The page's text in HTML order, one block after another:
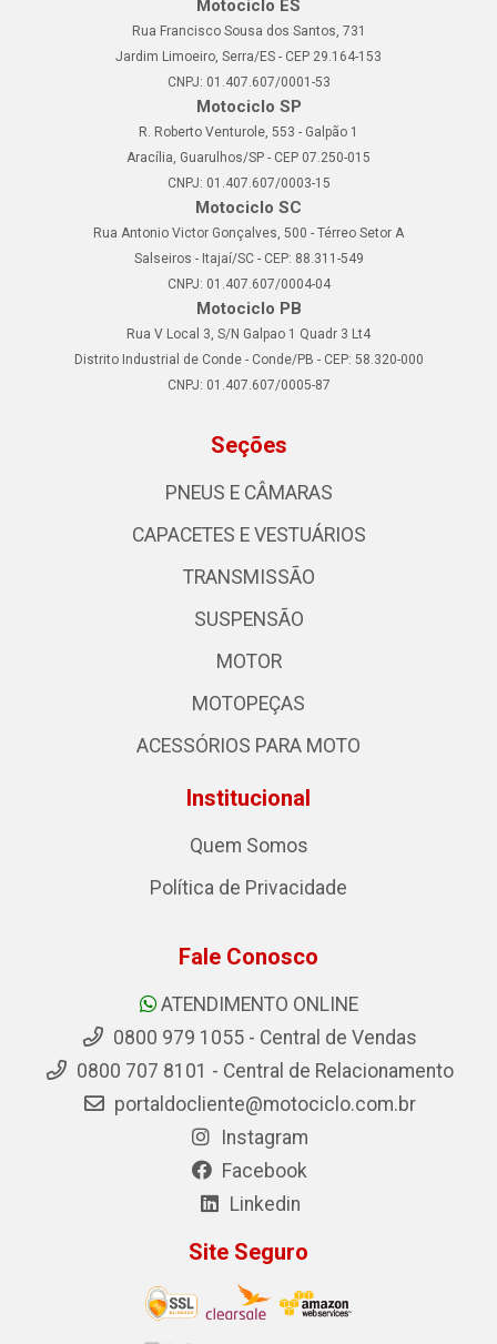
Motociclo ES
Rua Francisco Sousa dos Santos, 731
Jardim Limoeiro, Serra/ES - CEP 29.164-153
CNPJ: 01.407.607/0001-53
Motociclo SP
R. Roberto Venturole, 553 - Galpão 1
Aracília, Guarulhos/SP - CEP 07.250-015
CNPJ: 01.407.607/0003-15
Motociclo SC
Rua Antonio Victor Gonçalves, 500 - Térreo Setor A
Salseiros - Itajaí/SC - CEP: 88.311-549
CNPJ: 01.407.607/0004-04
Motociclo PB
Rua V Local 3, S/N Galpao 1 Quadr 3 Lt4
Distrito Industrial de Conde - Conde/PB - CEP: 58.320-000
CNPJ: 01.407.607/0005-87
Seções
PNEUS E CÂMARAS
CAPACETES E VESTUÁRIOS
TRANSMISSÃO
SUSPENSÃO
MOTOR
MOTOPEÇAS
ACESSÓRIOS PARA MOTO
Institucional
Quem Somos
Política de Privacidade
Fale Conosco
ATENDIMENTO ONLINE
0800 979 1055 - Central de Vendas
0800 707 8101 - Central de Relacionamento
portaldocliente@motociclo.com.br
Instagram
Facebook
Linkedin
Site Seguro